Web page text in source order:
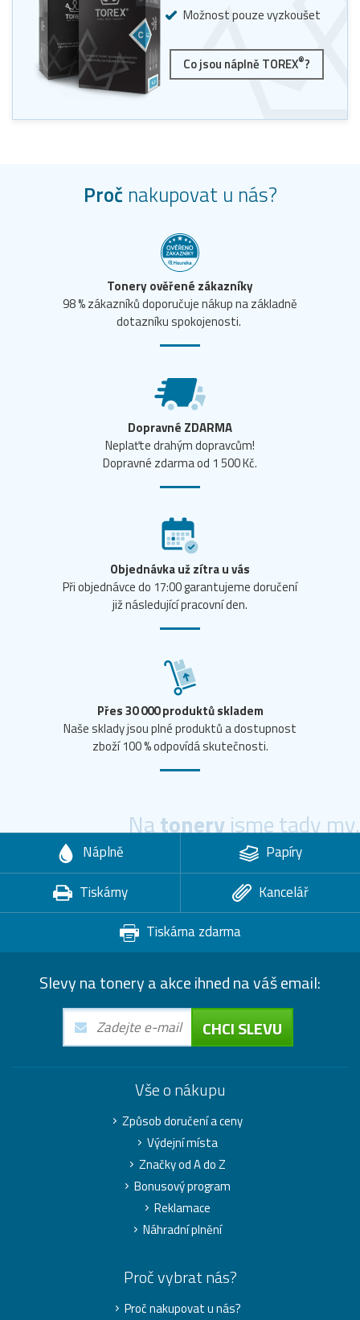
Možnost pouze vyzkoušet
Co jsou náplně TOREX®?
Proč nakupovat u nás?
Tonery ověřené zákazníky
98 % zákazníků doporučuje nákup na základně
dotazníku spokojenosti.
Dopravné ZDARMA
Neplaťte drahým dopravcům!
Dopravné zdarma od 1 500 Kč.
Objednávka už zítra u vás
Při objednávce do 17:00 garantujeme doručení
již následující pracovní den.
Přes 30 000 produktů skladem
Naše sklady jsou plné produktů a dostupnost
zboží 100 % odpovídá skutečnosti.
Natoneryjsme tady my.
Náplně
Papíry
Tiskárny
Kancelář
Tiskárna zdarma
Slevy na tonery a akce ihned na váš email:
CHCI SLEVU
Vše o nákupu
Způsob doručení a ceny
Výdejní místa
Značky od A do Z
Bonusový program
Reklamace
Náhradní plnění
Proč vybrat nás?
Proč nakupovat u nás?